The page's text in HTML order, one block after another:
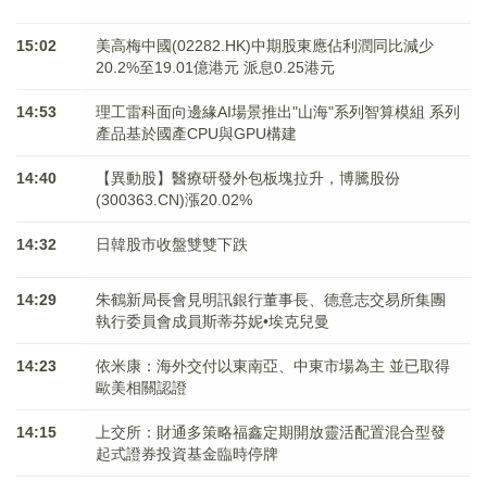
15:02
美高梅中國(02282.HK)中期股東應佔利潤同比減少
20.2%至19.01億港元 派息0.25港元
14:53
理工雷科面向邊緣AI場景推出"山海"系列智算模組 系列
產品基於國產CPU與GPU構建
14:40
【異動股】醫療研發外包板塊拉升，博騰股份
(300363.CN)漲20.02%
14:32 日韓股市收盤雙雙下跌
14:29
朱鶴新局長會見明訊銀行董事長、德意志交易所集團
執行委員會成員斯蒂芬妮•埃克兒曼
14:23
依米康：海外交付以東南亞、中東市場為主 並已取得
歐美相關認證
14:15
上交所：財通多策略福鑫定期開放靈活配置混合型發
起式證券投資基金臨時停牌